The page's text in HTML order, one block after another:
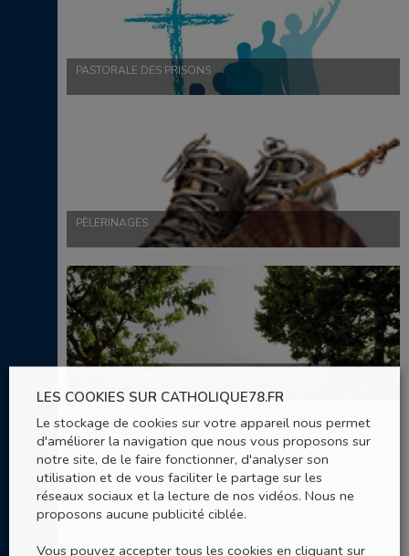
PASTORALE DES PRISONS
PÈLERINAGES
R
LES COOKIES SUR CATHOLIQUE78.FR
Le stockage de cookies sur votre appareil nous permet
d'améliorer la navigation que nous vous proposons sur
notre site, de le faire fonctionner, d'analyser son
utilisation et de vous faciliter le partage sur les
réseaux sociaux et la lecture de nos vidéos. Nous ne
proposons aucune publicité ciblée.
Vous pouvez accepter tous les cookies en cliquant sur